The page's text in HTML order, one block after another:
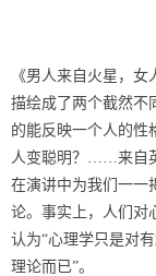
《男人来自火星，
描绘成了两个截然不
的能反映一个人的性
人变聪明？……来自英
在演讲中为我们一一
论。事实上，人们对
认为“心理学只是对
理论而已”。